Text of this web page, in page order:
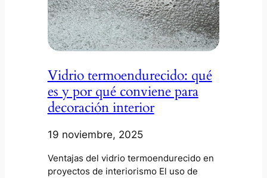
Vidrio termoendurecido: qué
es y por qué conviene para
decoración interior
19 noviembre, 2025
Ventajas del vidrio termoendurecido en
proyectos de interiorismo El uso de